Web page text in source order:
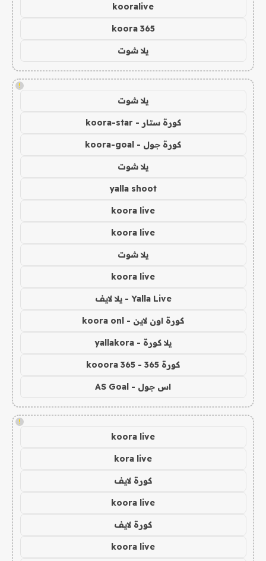
kooralive
koora 365
يلا شوت
!
يلا شوت
كورة ستار - koora-star
كورة جول - koora-goal
يلا شوت
yalla shoot
koora live
koora live
يلا شوت
koora live
Yalla Live - يلا لايف
كورة اون لاين - koora onl
يلا كورة - yallakora
كورة 365 - kooora 365
اس جول - AS Goal
!
koora live
kora live
كورة لايف
koora live
كورة لايف
koora live